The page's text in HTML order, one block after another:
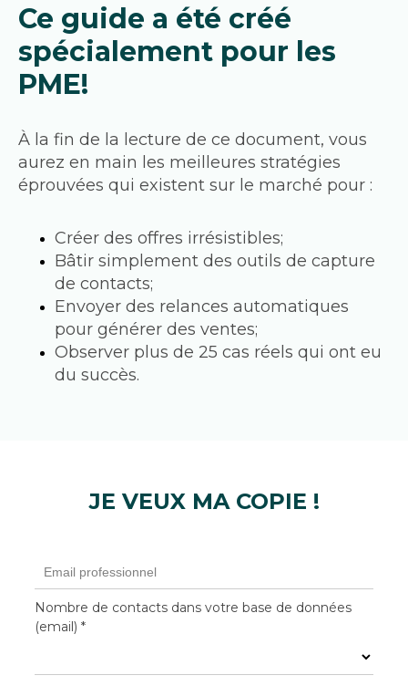
Ce guide a été créé
spécialement pour les
PME!
À la fin de la lecture de ce document, vous
aurez en main les meilleures stratégies
éprouvées qui existent sur le marché pour :
Créer des offres irrésistibles;
Bâtir simplement des outils de capture
de contacts;
Envoyer des relances automatiques
pour générer des ventes;
Observer plus de 25 cas réels qui ont eu
du succès.
JE VEUX MA COPIE !
Nombre de contacts dans votre base de données
(email) *